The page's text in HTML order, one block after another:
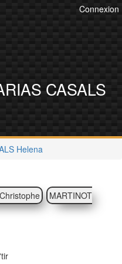
Connexion
CASALS
Helena
MARTINOT